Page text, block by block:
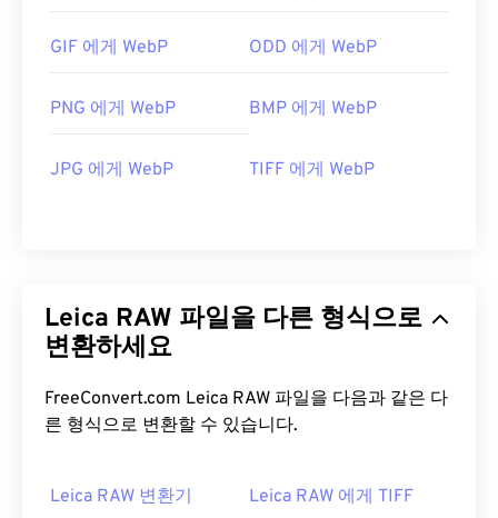
GIF 에게 WebP ODD 에게 WebP
PNG 에게 WebP BMP 에게 WebP
JPG 에게 WebP TIFF 에게 WebP
Leica RAW 파일을 다른 형식으로
변환하세요
FreeConvert.com Leica RAW 파일을 다음과 같은 다
른 형식으로 변환할 수 있습니다.
Leica RAW 변환기 Leica RAW 에게 TIFF